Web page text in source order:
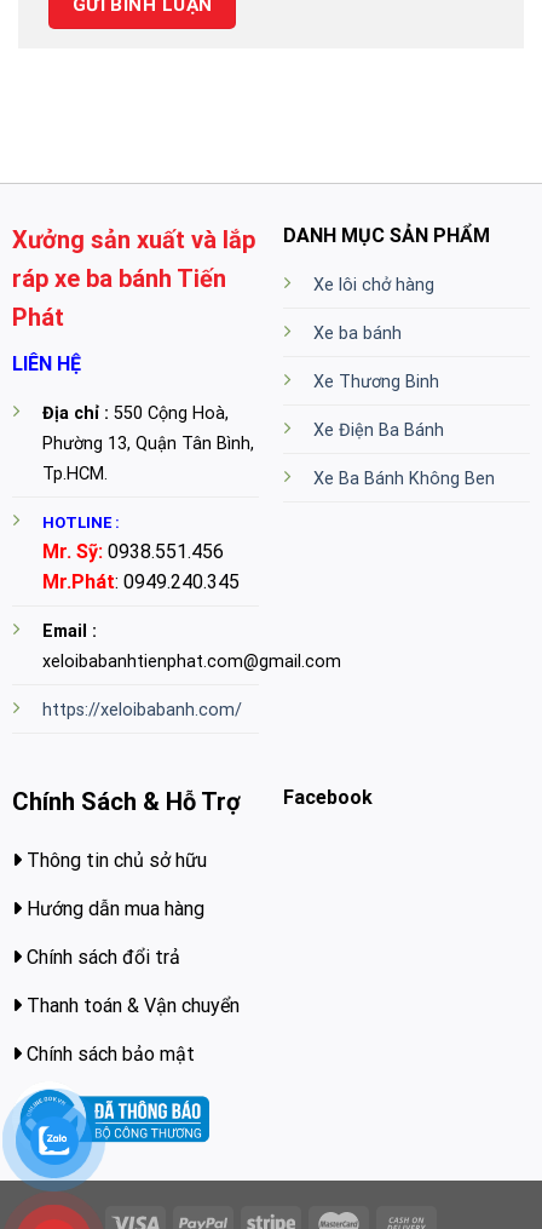
Xưởng sản xuất và lắp
ráp xe ba bánh Tiến
Phát
LIÊN HỆ
Địa chỉ : 550 Cộng Hoà,
Phường 13, Quận Tân Bình,
Tp.HCM.
HOTLINE :
Mr. Sỹ:0938.551.456
Mr.Phát: 0949.240.345
Email :
xeloibabanhtienphat.com@gmail.com
https://xeloibabanh.com/
DANH MỤC SẢN PHẨM
Xe lôi chở hàng
Xe ba bánh
Xe Thương Binh
Xe Điện Ba Bánh
Xe Ba Bánh Không Ben
Chính Sách & Hỗ Trợ
Thông tin chủ sở hữu
Hướng dẫn mua hàng
Chính sách đổi trả
Thanh toán & Vận chuyển
Chính sách bảo mật
Facebook